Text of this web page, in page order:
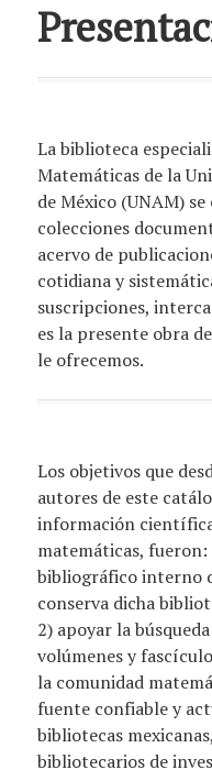
La biblioteca
Matemáticas de la
de México (UNAM)
colecciones
acervo de
cotidiana y
suscripciones,
es la presente obra
le ofrecemos.
Los objetivos que
autores de este
información
matemáticas,
bibliográfico interno
conserva dicha
2) apoyar la
volúmenes y
la comunidad
fuente confiable y
bibliotecas
bibliotecarios de